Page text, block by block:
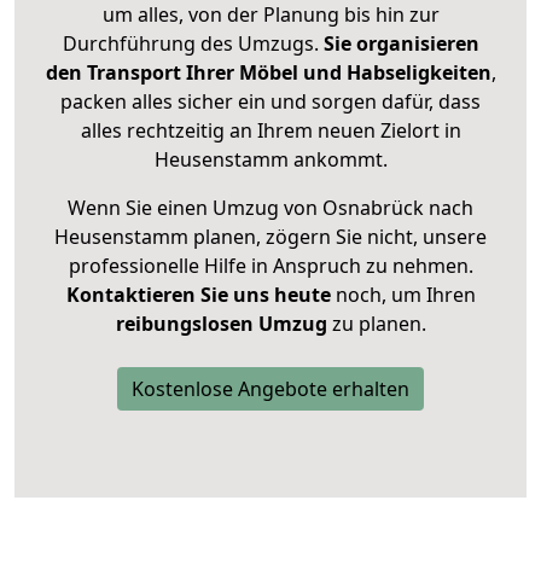
um alles, von der Planung bis hin zur
Durchführung des Umzugs. Sie organisieren
den Transport Ihrer Möbel und Habseligkeiten,
packen alles sicher ein und sorgen dafür, dass
alles rechtzeitig an Ihrem neuen Zielort in
Heusenstamm ankommt.
Wenn Sie einen Umzug von Osnabrück nach
Heusenstamm planen, zögern Sie nicht, unsere
professionelle Hilfe in Anspruch zu nehmen.
Kontaktieren Sie uns heutenoch, um Ihren
reibungslosen Umzug zu planen.
Kostenlose Angebote erhalten